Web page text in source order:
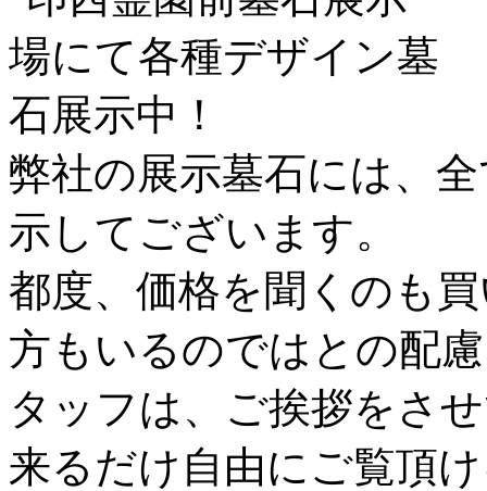
弊社の展示墓石には、
示してございます。
都度、価格を聞くのも
方もいるのではとの配
タッフは、ご挨拶をさ
来るだけ自由にご覧頂